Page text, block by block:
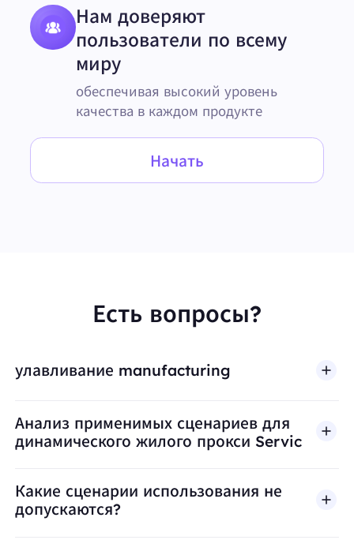
Нам доверяют
пользователи по всему
миру
обеспечивая высокий уровень
качества в каждом продукте
Начать
Есть вопросы?
улавливание manufacturing
Анализ применимых сценариев для
динамического жилого прокси Servic
Какие сценарии использования не
допускаются?